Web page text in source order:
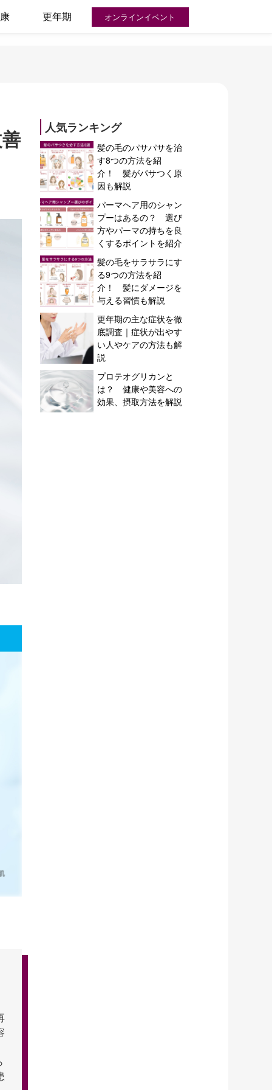
更年期 オンラインイベント
人気ランキング
髪の毛のパサパサを治
す8つの方法を紹
介！ 髪がパサつく原
因も解説
パーマヘア用のシャン
プーはあるの？ 選び
方やパーマの持ちを良
くするポイントを紹介
髪の毛をサラサラにす
る9つの方法を紹
介！ 髪にダメージを
与える習慣も解説
更年期の主な症状を徹
底調査｜症状が出やす
い人やケアの方法も解
説
プロテオグリカンと
は？ 健康や美容への
効果、摂取方法を解説